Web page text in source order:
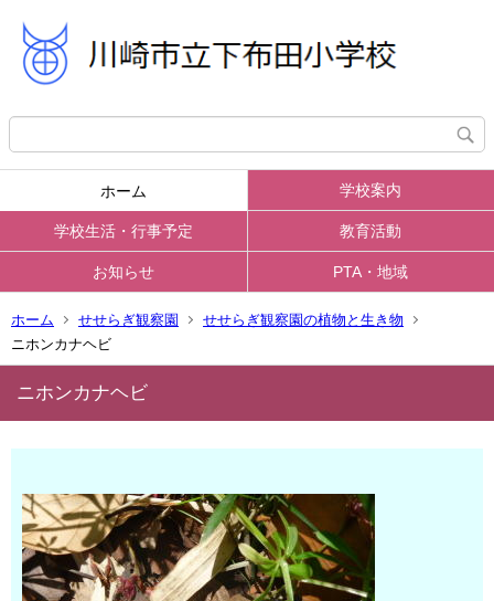
ホーム 学校案内
学校生活・行事予定 教育活動
お知らせ PTA・地域
ホーム せせらぎ観察園
せせらぎ観察園の植物と生き物
ニホンカナヘビ
ニホンカナヘビ